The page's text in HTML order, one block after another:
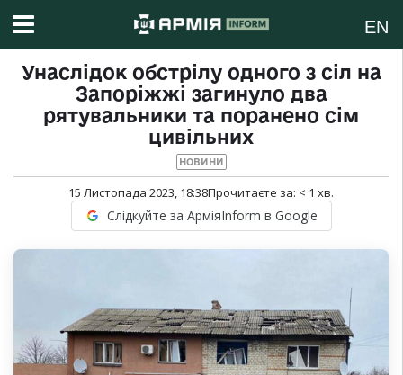
EN
Унаслідок обстрілу одного з сіл на
Запоріжжі загинуло два
рятувальники та поранено сім
цивільних
НОВИНИ
15 Листопада 2023, 18:38Прочитаєте за: < 1 хв.
Слідкуйте за АрміяInform в Google